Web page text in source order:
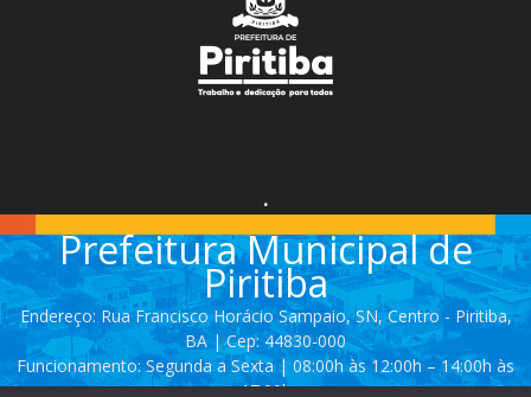
.
Prefeitura Municipal de
Piritiba
Endereço: Rua Francisco Horácio Sampaio, SN, Centro - Piritiba,
BA | Cep: 44830-000
Funcionamento: Segunda a Sexta | 08:00h às 12:00h – 14:00h às
17:00h